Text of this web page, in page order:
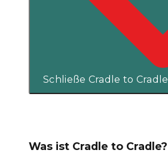
Schließe Cradle to Cradle
Was ist Cradle to Cradle?